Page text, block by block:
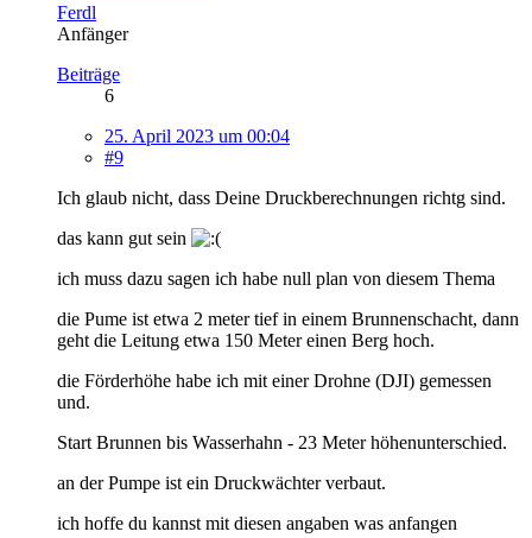
Ferdl
Anfänger
Beiträge
6
25. April 2023 um 00:04
#9
Ich glaub nicht, dass Deine Druckberechnungen richtg sind.
das kann gut sein
ich muss dazu sagen ich habe null plan von diesem Thema
die Pume ist etwa 2 meter tief in einem Brunnenschacht, dann
geht die Leitung etwa 150 Meter einen Berg hoch.
die Förderhöhe habe ich mit einer Drohne (DJI) gemessen
und.
Start Brunnen bis Wasserhahn - 23 Meter höhenunterschied.
an der Pumpe ist ein Druckwächter verbaut.
ich hoffe du kannst mit diesen angaben was anfangen